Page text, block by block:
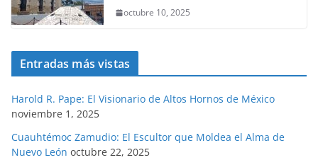
octubre 10, 2025
Entradas más vistas
Harold R. Pape: El Visionario de Altos Hornos de México
noviembre 1, 2025
Cuauhtémoc Zamudio: El Escultor que Moldea el Alma de
Nuevo León octubre 22, 2025